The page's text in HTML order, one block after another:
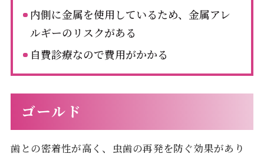
内側に金属を使用しているため、金属アレ
ルギーのリスクがある
自費診療なので費用がかかる
ゴールド
歯との密着性が高く、虫歯の再発を防ぐ効果があり